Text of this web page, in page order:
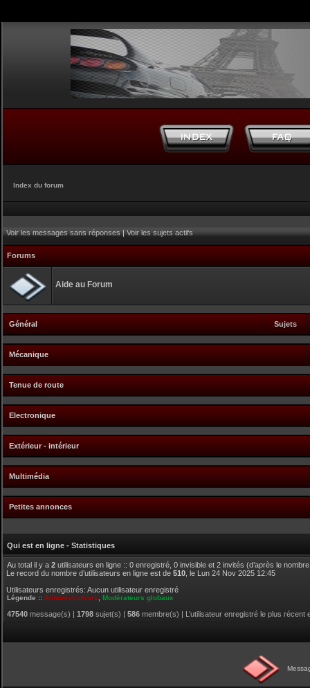
Index du forum
Voir les messages sans réponses|Voir les sujets actifs
Forums
Aide au Forum
Général Sujets
Mécanique
Tenue de route
Electronique
Extérieur - intérieur
Multimédia
Petites annonces
Qui est en ligne - Statistiques
Au total il y a 2 utilisateurs en ligne :: 0 enregistré, 0 invisible et 2 invités (d’après le
Le record du nombre d’utilisateurs en ligne est de 510 , le Lun 24 Nov 2025 12:45
Utilisateurs enregistrés: Aucun utilisateur enregistré
Légende :: Administrateurs Modérateurs globaux
47540 message(s) | 1798 sujet(s) | 586 membre(s) | L’utilisateur enregistré le plus récent